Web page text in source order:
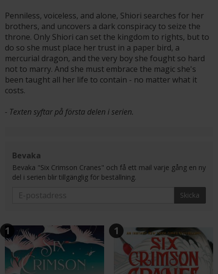
Penniless, voiceless, and alone, Shiori searches for her
brothers, and uncovers a dark conspiracy to seize the
throne. Only Shiori can set the kingdom to rights, but to
do so she must place her trust in a paper bird, a
mercurial dragon, and the very boy she fought so hard
not to marry. And she must embrace the magic she's
been taught all her life to contain - no matter what it
costs.
- Texten syftar på första delen i serien.
Bevaka
Bevaka "Six Crimson Cranes" och få ett mail varje gång en ny
del i serien blir tillgänglig för beställning.
Skicka
1 1